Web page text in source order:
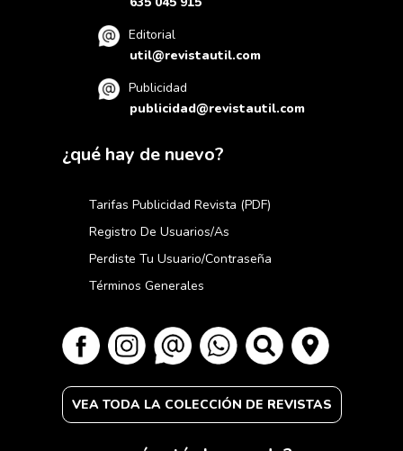
Editorial
util@revistautil.com
Publicidad
publicidad@revistautil.com
¿qué hay de nuevo?
Tarifas Publicidad Revista (PDF)
Registro De Usuarios/as
Perdiste Tu Usuario/contraseña
Términos Generales
VEA TODA LA COLECCIÓN DE REVISTAS